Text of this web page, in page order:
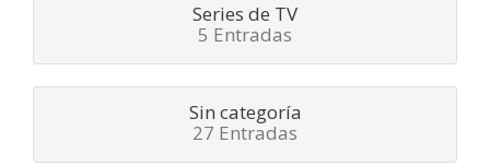
Series de TV
5 Entradas
Sin categoría
27 Entradas